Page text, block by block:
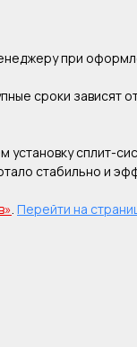
при
сроки зависят
установку сплит-
стабильно и
. Перейти на